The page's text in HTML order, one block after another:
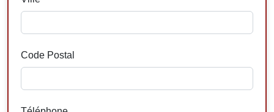
Code Postal